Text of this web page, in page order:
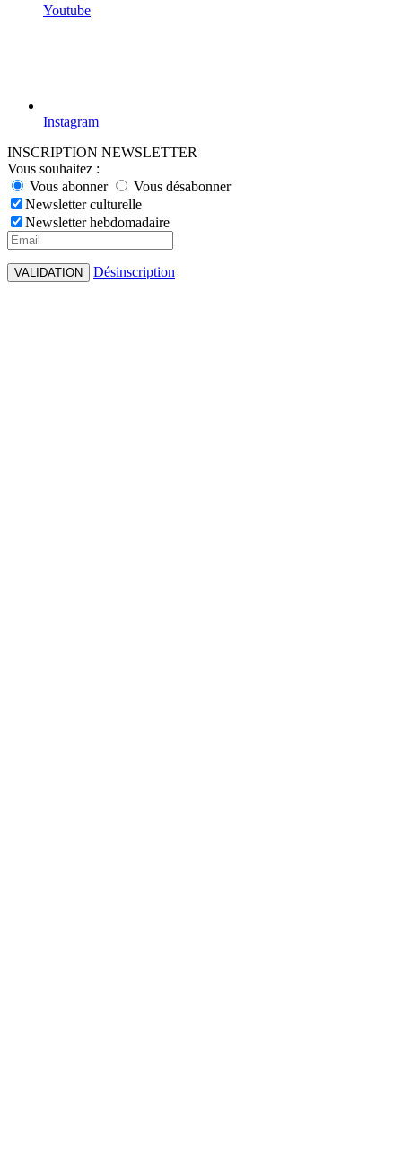
Youtube
Instagram
INSCRIPTION NEWSLETTER
Vous souhaitez :
Vous abonner
Vous désabonner
Newsletter culturelle
Newsletter hebdomadaire
VALIDATION Désinscription